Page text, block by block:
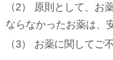
（2） 原則として、
ならなかったお薬は、
（3） お薬に関してご